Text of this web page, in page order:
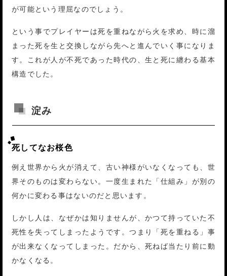
が可能という理屈なのでしょう。
という事でプレイヤーは死を重ねながら火を求め、時に溜
まった死を生と交換しながら先へと進んでいく事になりま
す。これが人が不死であった時代の、生と死に纏わる基本
構造でした。
淀み
死してなお桜色
例え世界から火が消えて、古い神様がいなくなっても、世
界そのものは変わらない。一度生まれた「仕組み」が別の
何かに変わる事はないのだと思います。
しかし人は、なぜかは知りませんが、かつて持っていた不
死性を失ってしまったようです。つまり「死を重ねる」事
が出来なくなってしまった。だから、死ねば当たり前に動
かなくなる。